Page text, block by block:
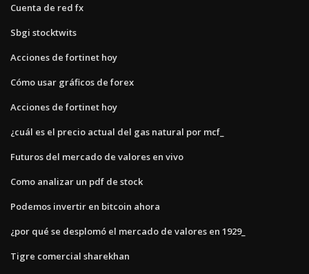
Cuenta de red fx
Sbgi stocktwits
Acciones de fortinet hoy
Cómo usar gráficos de forex
Acciones de fortinet hoy
¿cuál es el precio actual del gas natural por mcf_
Futuros del mercado de valores en vivo
Como analizar un pdf de stock
Podemos invertir en bitcoin ahora
¿por qué se desplomó el mercado de valores en 1929_
Tigre comercial sharekhan